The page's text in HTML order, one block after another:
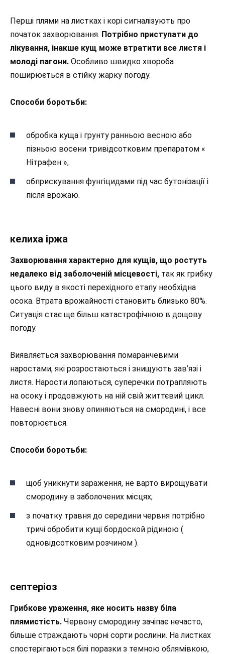
Перші плями на листках і корі сигналізують про
початок захворювання. Потрібно приступати до
лікування, інакше кущ може втратити все листя і
молоді пагони. Особливо швидко хвороба
поширюється в стійку жарку погоду.
Способи боротьби:
обробка куща і грунту ранньою весною або
пізньою восени тривідсотковим препаратом «
Нітрафен »;
обприскування фунгіцидами під час бутонізації і
після врожаю.
келиха іржа
Захворювання характерно для кущів, що ростуть
недалеко від заболоченій місцевості, так як грибку
цього виду в якості перехідного етапу необхідна
осока. Втрата врожайності становить близько 80%.
Ситуація стає ще більш катастрофічною в дощову
погоду.
Виявляється захворювання помаранчевими
наростами, які розростаються і знищують зав’язі і
листя. Нарости лопаються, суперечки потрапляють
на осоку і продовжують на ній свій життєвий цикл.
Навесні вони знову опиняються на смородині, і все
повторюється.
Способи боротьби:
щоб уникнути зараження, не варто вирощувати
смородину в заболочених місцях;
з початку травня до середини червня потрібно
тричі обробити кущі бордоской рідиною (
одновідсотковим розчином ).
септеріоз
Грибкове ураження, яке носить назву біла
плямистість. Червону смородину зачіпає нечасто,
більше страждають чорні сорти рослини. На листках
спостерігаються білі поразки з темною облямівкою,